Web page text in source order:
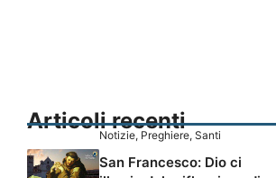
Articoli recenti
Notizie, Preghiere, Santi
San Francesco: Dio ci